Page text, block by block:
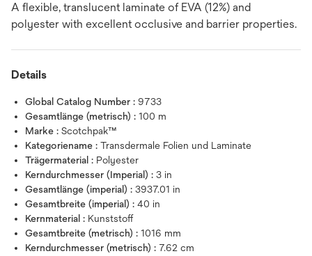
A flexible, translucent laminate of EVA (12%) and
polyester with excellent occlusive and barrier properties.
Details
Global Catalog Number : 9733
Gesamtlänge (metrisch) : 100 m
Marke : Scotchpak™
Kategoriename : Transdermale Folien und Laminate
Trägermaterial : Polyester
Kerndurchmesser (Imperial) : 3 in
Gesamtlänge (imperial) : 3937.01 in
Gesamtbreite (imperial) : 40 in
Kernmaterial : Kunststoff
Gesamtbreite (metrisch) : 1016 mm
Kerndurchmesser (metrisch) : 7.62 cm